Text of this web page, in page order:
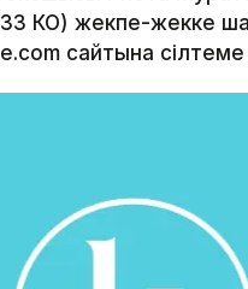
33 КО) жекпе-жекке
сайтына